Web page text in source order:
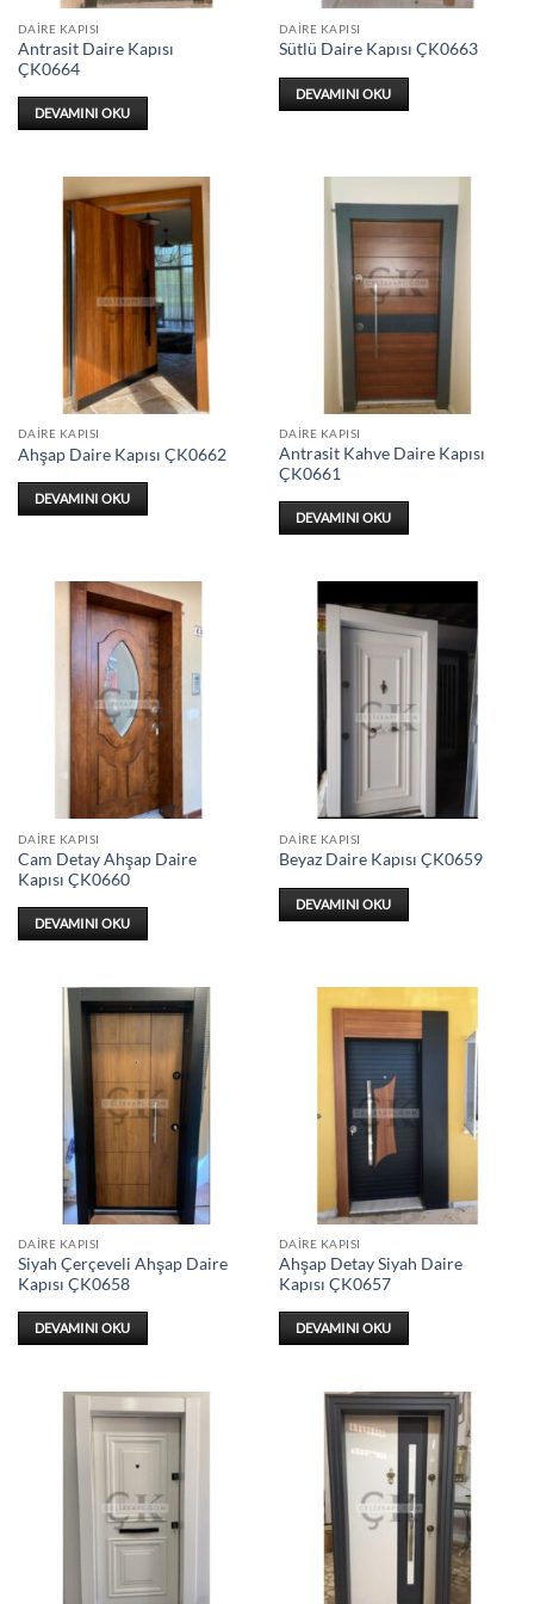
DAIRE KAPISI
Antrasit Daire Kapısı
ÇK0664
DEVAMINI OKU
DAIRE KAPISI
Sütlü Daire Kapısı ÇK0663
DEVAMINI OKU
DAIRE KAPISI
Ahşap Daire Kapısı ÇK0662
DEVAMINI OKU
DAIRE KAPISI
Antrasit Kahve Daire Kapısı
ÇK0661
DEVAMINI OKU
DAIRE KAPISI
Cam Detay Ahşap Daire
Kapısı ÇK0660
DEVAMINI OKU
DAIRE KAPISI
Beyaz Daire Kapısı ÇK0659
DEVAMINI OKU
DAIRE KAPISI
Siyah Çerçeveli Ahşap Daire
Kapısı ÇK0658
DEVAMINI OKU
DAIRE KAPISI
Ahşap Detay Siyah Daire
Kapısı ÇK0657
DEVAMINI OKU